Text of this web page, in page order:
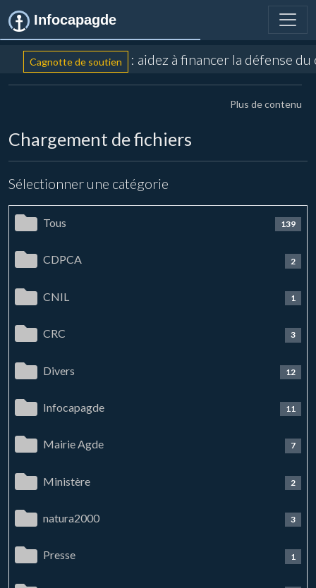
Infocapagde
Cagnotte de soutien : aidez à financer la défense
Plus de contenu
Chargement de fichiers
Sélectionner une catégorie
Tous 139
CDPCA 2
CNIL 1
CRC 3
Divers 12
Infocapagde 11
Mairie Agde 7
Ministère 2
natura2000 3
Presse 1